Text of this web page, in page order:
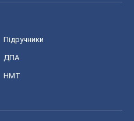
Підручники
ДПА
НМТ